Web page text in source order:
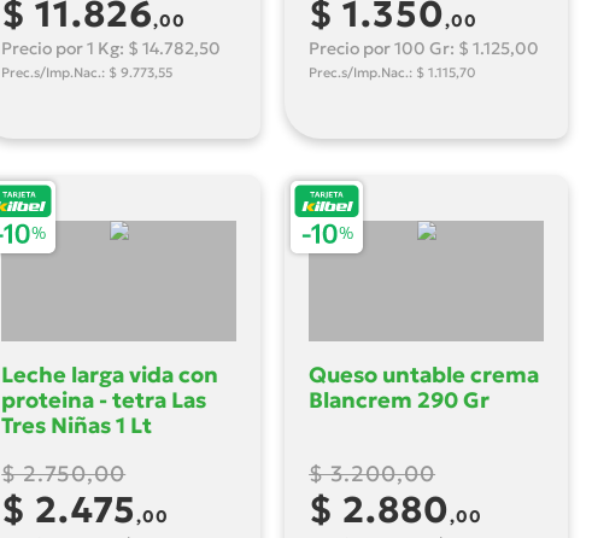
$ 11.826,00
Precio por 1 Kg: $ 14.782,50
Prec.s/Imp.Nac.: $ 9.773,55
$ 1.350,00
Precio por 100 Gr: $ 1.125,00
Prec.s/Imp.Nac.: $ 1.115,70
Leche larga vida con
proteina - tetra Las
Tres Niñas 1 Lt
$ 2.750,00
$ 2.475,00
Queso untable crema
Blancrem 290 Gr
$ 3.200,00
$ 2.880,00